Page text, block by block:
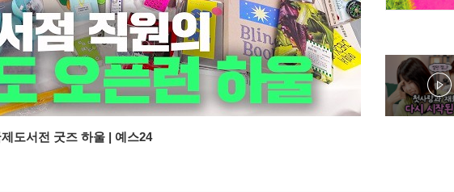
도서전 굿즈 하울 | 예스24